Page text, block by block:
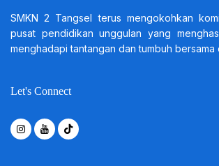
SMKN 2 Tangsel terus mengokohkan
pusat pendidikan unggulan yang
menghadapi tantangan dan tumbuh bersama
Let's Connect